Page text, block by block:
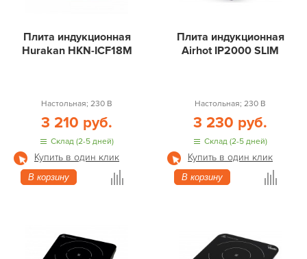
Плита индукционная
Hurakan HKN-ICF18M
Настольная; 230 В
3 210 руб.
Склад (2-5 дней)
Купить в один клик
В корзину
Плита индукционная
Airhot IP2000 SLIM
Настольная; 230 В
3 230 руб.
Склад (2-5 дней)
Купить в один клик
В корзину